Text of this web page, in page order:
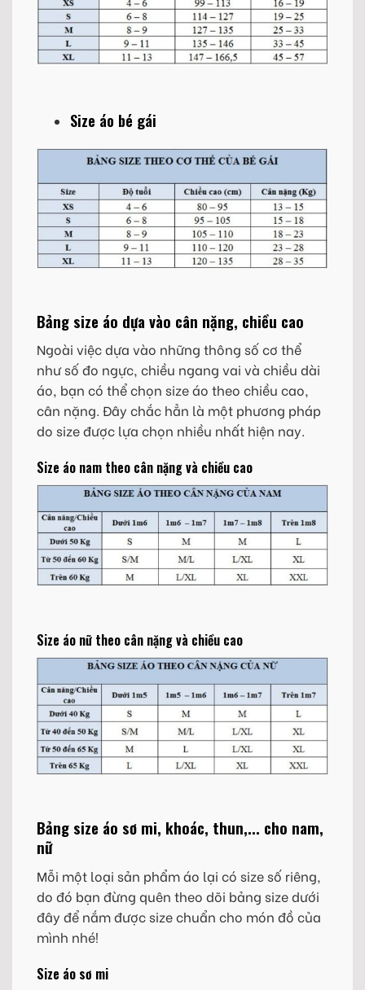
Size áo bé gái
Bảng size áo dựa vào cân nặng, chiều cao
Ngoài việc dựa vào những thông số cơ thể
như số đo ngực, chiều ngang vai và chiều dài
áo, bạn có thể chọn size áo theo chiều cao,
cân nặng. Đây chắc hẳn là một phương pháp
do size được lựa chọn nhiều nhất hiện nay.
Size áo nam theo cân nặng và chiều cao
Size áo nữ theo cân nặng và chiều cao
Bảng size áo sơ mi, khoác, thun,... cho nam,
nữ
Mỗi một loại sản phẩm áo lại có size số riêng,
do đó bạn đừng quên theo dõi bảng size dưới
đây để nắm được size chuẩn cho món đồ của
mình nhé!
Size áo sơ mi